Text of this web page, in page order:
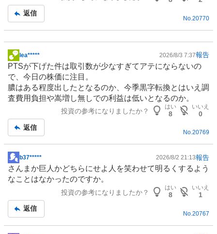
事
返信
No. 20770
掲
示
板
記
事
lea***** 2026/8/3 7:37報告
PTSが下げた件は取引数が少なすぎてアテにならないの
で、今日の株価に注目。
膿はある程度出したとなるのか、今季黒字転換とはいえ調
査費用負担や嵩増し無しでの利益は低いとなるのか。
投資の参考になりましたか？
はい
8
いいえ
0
返信
No.20769
掲
示
板
b37***** 2026/8/2 21:13報告
さんまか巨人かどちらにせよ人を笑わせて明るくするよう
なことはなかったのですか。
投資の参考になりましたか？
はい
8
いいえ
1
返信
No. 20767